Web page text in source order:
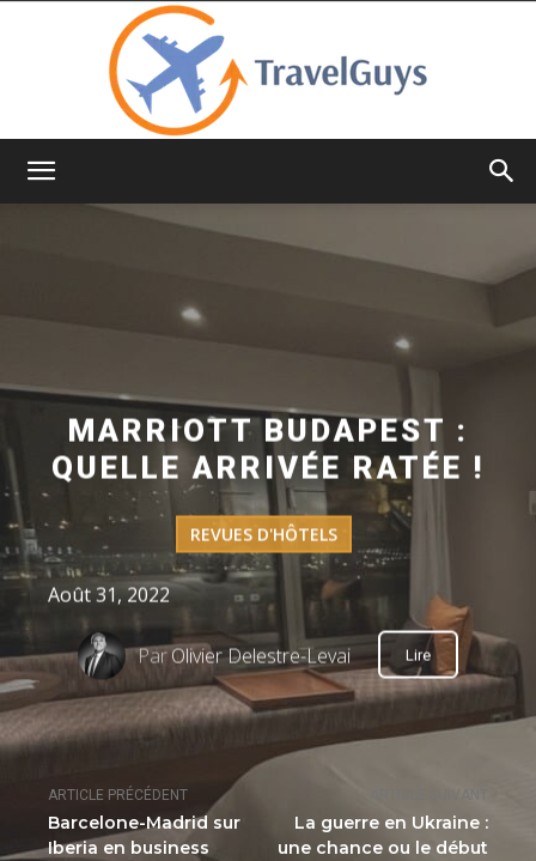
ARTICLE PRÉCÉDENT
Barcelone-Madrid sur
Iberia en business
La guerre en Ukraine :
une chance ou le début
MARRIOTT BUDAPEST :
QUELLE ARRIVÉE RATÉE !
REVUES D'HÔTELS
Août 31, 2022
ParOlivier Delestre-Levai Lire